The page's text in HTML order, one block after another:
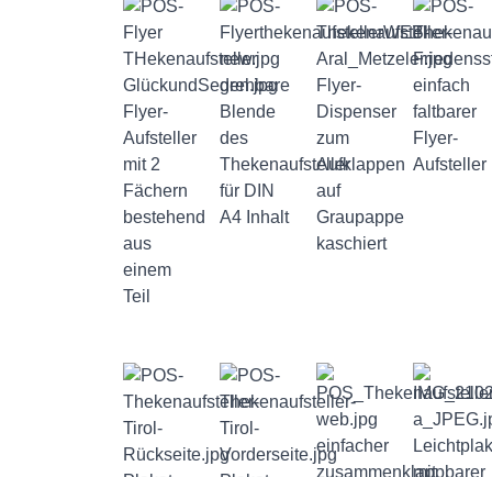
Flyer-
Aufsteller
mit 2
Fächern
bestehend
aus
einem
Teil
drehbare
Blende
des
Thekenaufsteller
für DIN
A4 Inhalt
Flyer-
Dispenser
zum
Aufklappen
auf
Graupappe
kaschiert
einfach
faltbarer
Flyer-
Aufsteller
einfacher
zusammenklappbarer
mit